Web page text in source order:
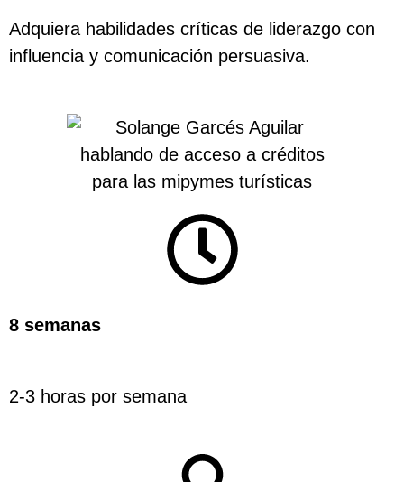
Adquiera habilidades críticas de liderazgo con
influencia y comunicación persuasiva.
8 semanas
2-3 horas por semana